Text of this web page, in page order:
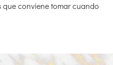
que conviene tomar cuando